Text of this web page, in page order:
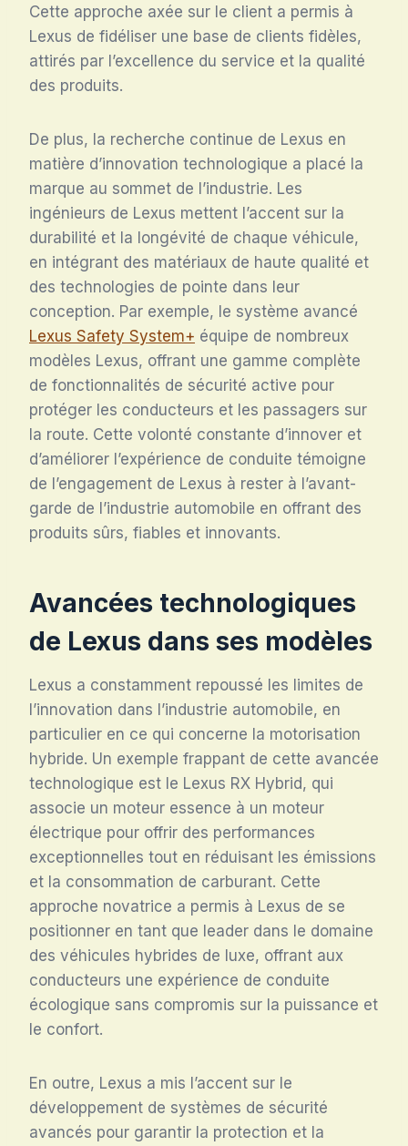
Cette approche axée sur le client a permis à
Lexus de fidéliser une base de clients fidèles,
attirés par l’excellence du service et la qualité
des produits.
De plus, la recherche continue de Lexus en
matière d’innovation technologique a placé la
marque au sommet de l’industrie. Les
ingénieurs de Lexus mettent l’accent sur la
durabilité et la longévité de chaque véhicule,
en intégrant des matériaux de haute qualité et
des technologies de pointe dans leur
conception. Par exemple, le système avancé
Lexus Safety System+ équipe de nombreux
modèles Lexus, offrant une gamme complète
de fonctionnalités de sécurité active pour
protéger les conducteurs et les passagers sur
la route. Cette volonté constante d’innover et
d’améliorer l’expérience de conduite témoigne
de l’engagement de Lexus à rester à l’avant-
garde de l’industrie automobile en offrant des
produits sûrs, fiables et innovants.
Avancées technologiques
de Lexus dans ses modèles
Lexus a constamment repoussé les limites de
l’innovation dans l’industrie automobile, en
particulier en ce qui concerne la motorisation
hybride. Un exemple frappant de cette avancée
technologique est le Lexus RX Hybrid, qui
associe un moteur essence à un moteur
électrique pour offrir des performances
exceptionnelles tout en réduisant les émissions
et la consommation de carburant. Cette
approche novatrice a permis à Lexus de se
positionner en tant que leader dans le domaine
des véhicules hybrides de luxe, offrant aux
conducteurs une expérience de conduite
écologique sans compromis sur la puissance et
le confort.
En outre, Lexus a mis l’accent sur le
développement de systèmes de sécurité
avancés pour garantir la protection et la